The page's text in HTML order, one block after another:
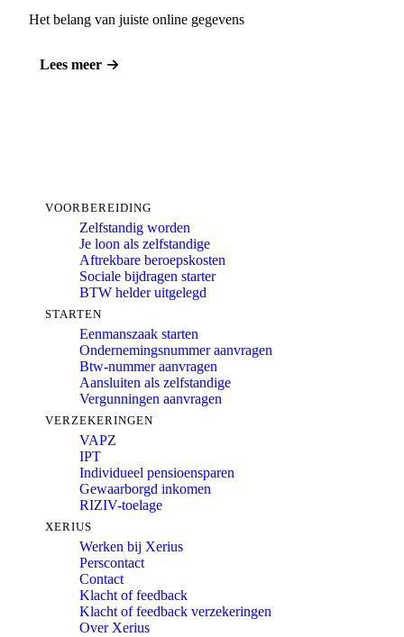
Het belang van juiste online gegevens
Lees meer
VOORBEREIDING
Zelfstandig worden
Je loon als zelfstandige
Aftrekbare beroepskosten
Sociale bijdragen starter
BTW helder uitgelegd
STARTEN
Eenmanszaak starten
Ondernemingsnummer aanvragen
Btw-nummer aanvragen
Aansluiten als zelfstandige
Vergunningen aanvragen
VERZEKERINGEN
VAPZ
IPT
Individueel pensioensparen
Gewaarborgd inkomen
RIZIV-toelage
XERIUS
Werken bij Xerius
Perscontact
Contact
Klacht of feedback
Klacht of feedback verzekeringen
Over Xerius